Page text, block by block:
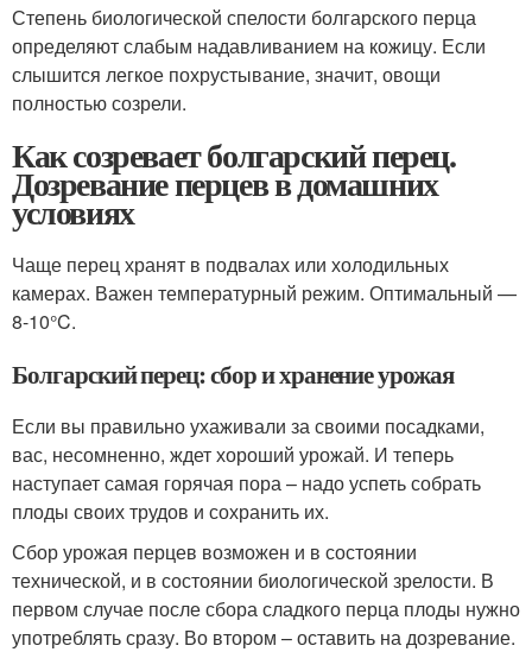
Степень биологической спелости болгарского перца
определяют слабым надавливанием на кожицу. Если
слышится легкое похрустывание, значит, овощи
полностью созрели.
Как созревает болгарский перец.
Дозревание перцев в домашних
условиях
Чаще перец хранят в подвалах или холодильных
камерах. Важен температурный режим. Оптимальный —
8-10°C.
Болгарский перец: сбор и хранение урожая
Если вы правильно ухаживали за своими посадками,
вас, несомненно, ждет хороший урожай. И теперь
наступает самая горячая пора – надо успеть собрать
плоды своих трудов и сохранить их.
Сбор урожая перцев возможен и в состоянии
технической, и в состоянии биологической зрелости. В
первом случае после сбора сладкого перца плоды нужно
употреблять сразу. Во втором – оставить на дозревание.